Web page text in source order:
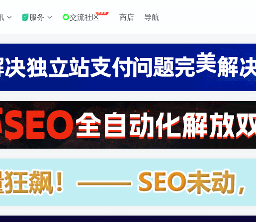
服务 交流社区+99 商店 导航